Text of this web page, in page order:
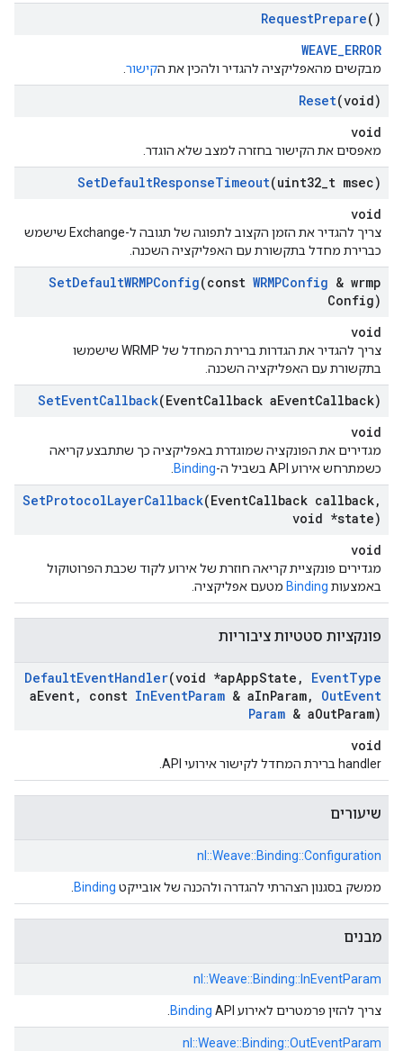
RequestPrepare()
WEAVE_ERROR
מבקשים מהאפליקציה להגדיר ולהכין את הקישור
Reset(void)
void
מאפסים את הקישור בחזרה למצב שלא הוגדר.
SetDefaultResponseTimeout(uint32 t msec)
void
צריך להגדיר את הזמן הקצוב לתפוגה של תגובה ל-Exchange שישמש
כברירת מחדל בתקשורת עם האפליקציה השכנה.
SetDefaultWRMPConfig(const WRMPConfig & wrmp
Config)
void
צריך להגדיר את הגדרות ברירת המחדל של WRMP שישמשו
בתקשורת עם האפליקציה השכנה.
SetEventCallback(EventCallback aEventCallback)
void
מגדירים את הפונקציה שמוגדרת באפליקציה כך שתתבצע קריאה
כשמתרחש אירוע API בשביל ה-
Binding
SetProtocolLayerCallback(EventCallback callback,
void *state)
void
מגדירים פונקציית קריאה חוזרת של אירוע לקוד שכבת הפרוטוקול
באמצעות Binding מטעם אפליקציה.
פונקציות סטטיות ציבוריות
DefaultEventHandler(void *apAppState , EventType
aEvent, const InEventParam & aInParam, OutEvent
Param & aOutParam)
void
handler ברירת המחדל לקישור אירועי API.
שיעורים
nl::Weave::Binding::Configuration
ממשק בסגנון הצהרתי להגדרה ולהכנה של אובייקט Binding
מבנים
nl::Weave::Binding:: InEventParam
צריך להזין פרמטרים לאירוע Binding API.
nl::Weave::Binding::OutEventParam